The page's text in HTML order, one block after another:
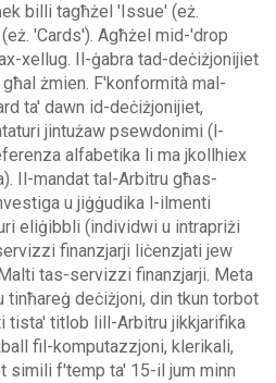
billi tagħżel 'Issue' (eż.
'Cards'). Agħżel mid-'drop
xellug. Il-ġabra tad-deċiżjonijiet
żmien. F'konformità mal-
ta' dawn id-deċiżjonijiet,
jintużaw psewdonimi (l-
alfabetika li ma jkollhiex
Il-mandat tal-Arbitru għas-
u jiġġudika l-ilmenti
eliġibbli (individwi u intrapriżi
finanzjarji liċenzjati jew
tas-servizzi finanzjarji. Meta
deċiżjoni, din tkun torbot
tista' titlob lill-Arbitru jikkjarifika
fil-komputazzjoni, klerikali,
simili f'temp ta' 15-il jum minn